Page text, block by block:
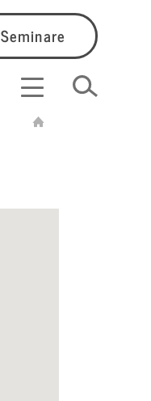
Seminare